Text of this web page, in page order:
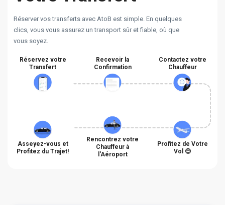
Réserver vos transferts avec AtoB est simple. En quelques
clics, vous vous assurez un transport sûr et fiable, où que
vous soyez.
Réservez votre
Transfert
Recevoir la
Confirmation
Contactez votre
Chauffeur
Asseyez-vous et
Profitez du Trajet!
Rencontrez votre
Chauffeur à
l'Aéroport
Profitez de Votre
Vol 😊